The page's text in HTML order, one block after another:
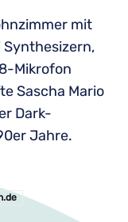
mit
Mikrofon
Sascha Mario
Dark-
Jahre.